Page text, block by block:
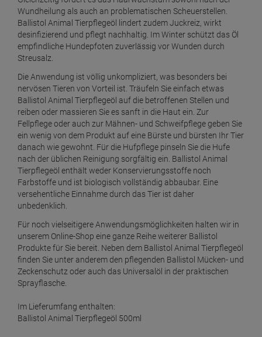
Wundheilung als auch an problematischen Scheuerstellen.
Ballistol Animal Tierpflegeöl lindert zudem Juckreiz, wirkt
desinfizierend und pflegt nachhaltig. Im Winter schützt das Öl
empfindliche Hundepfoten zuverlässig vor Wunden durch
Streusalz.
Die Anwendung ist völlig unkompliziert, was besonders bei
nervösen Tieren von Vorteil ist. Träufeln Sie einfach etwas
Ballistol Animal Tierpflegeöl auf die betroffenen Stellen und
reiben oder massieren Sie es sanft in die Haut ein. Zur
Fellpflege oder auch zur Mähnen- und Schweifpflege geben Sie
ein wenig von dem Produkt auf eine Bürste und bürsten Ihr Tier
danach wie gewohnt. Für die Hufpflege pinseln Sie die Hufe
nach der üblichen Reinigung sorgfältig ein. Ballistol Animal
Tierpflegeöl enthält weder Konservierungsstoffe noch
Farbstoffe und ist biologisch vollständig abbaubar. Eine
versehentliche Einnahme durch das Tier ist daher
unbedenklich.
Für noch vielseitigere Anwendungsmöglichkeiten halten wir in
unserem Online-Shop eine ganze Reihe weiterer Ballistol
Produkte für Sie bereit. Neben dem Ballistol Animal Tierpflegeöl
finden Sie unter anderem den pflegenden Ballistol Mücken- und
Zeckenschutz oder auch das Universalöl in der praktischen
Sprayflasche.
Im Lieferumfang enthalten:
Ballistol Animal Tierpflegeöl 500ml